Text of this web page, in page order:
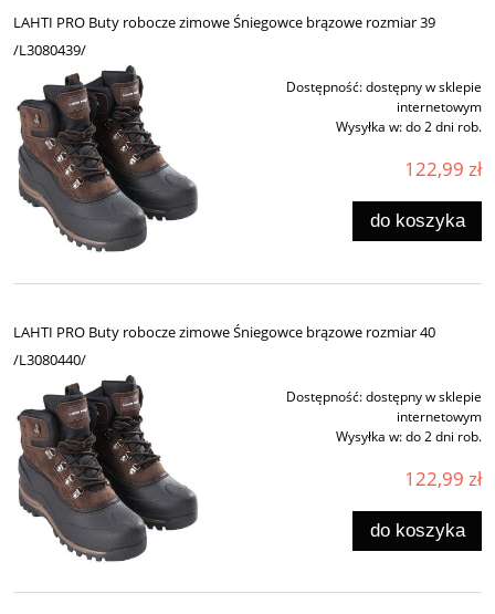
LAHTI PRO Buty robocze zimowe Śniegowce brązowe rozmiar 39
/L3080439/
Dostępność:dostępny w sklepie
internetowym
Wysyłka w:do 2 dni rob.
122,99 zł
do koszyka
LAHTI PRO Buty robocze zimowe Śniegowce brązowe rozmiar 40
/L3080440/
Dostępność:dostępny w sklepie
internetowym
Wysyłka w:do 2 dni rob.
122,99 zł
do koszyka